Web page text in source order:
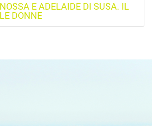
E ADELAIDE DI SUSA. IL
DONNE